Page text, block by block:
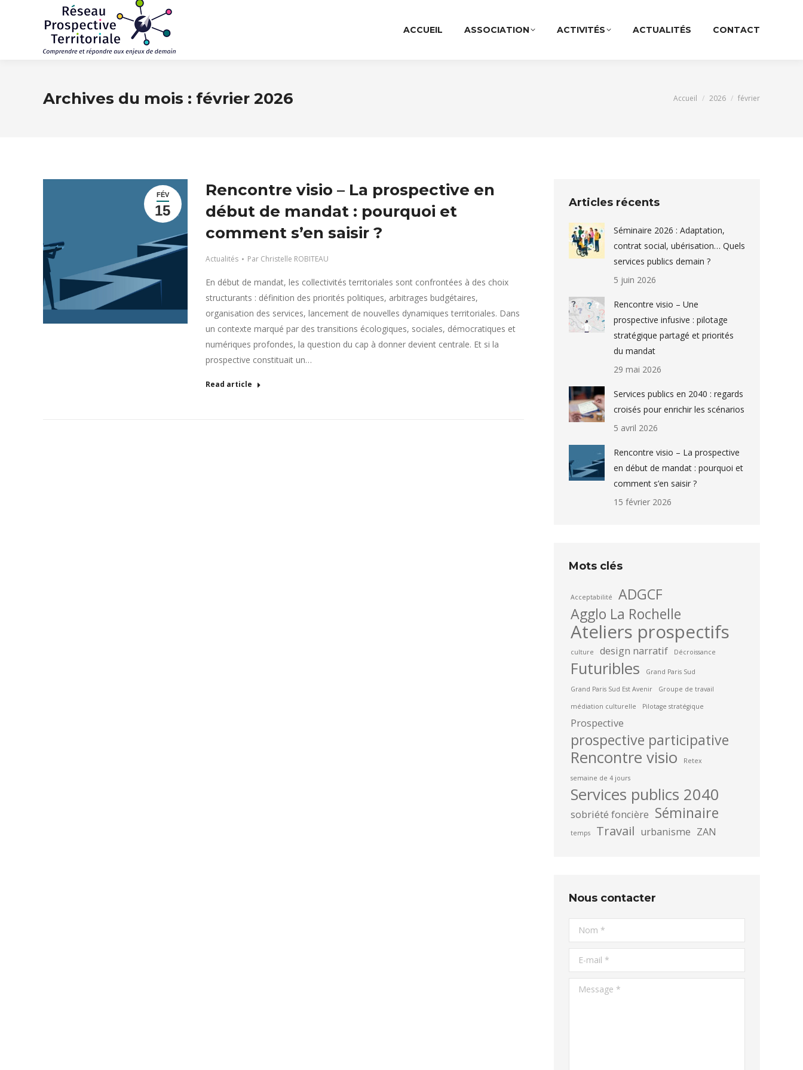
ACCUEIL ASSOCIATION ACTIVITÉS ACTUALITÉS CONTACT
Archives du mois : février 2026 Vous êtes ici :
Accueil 2026 février
FÉV
15
Rencontre visio – La prospective en
début de mandat : pourquoi et
comment s’en saisir ?
Actualités Par Christelle ROBITEAU
En début de mandat, les collectivités territoriales sont confrontées à des choix
structurants : définition des priorités politiques, arbitrages budgétaires,
organisation des services, lancement de nouvelles dynamiques territoriales. Dans
un contexte marqué par des transitions écologiques, sociales, démocratiques et
numériques profondes, la question du cap à donner devient centrale. Et si la
prospective constituait un…
Read article
Articles récents
Séminaire 2026 : Adaptation,
contrat social, ubérisation… Quels
services publics demain ?
5 juin 2026
Rencontre visio – Une
prospective infusive : pilotage
stratégique partagé et priorités
du mandat
29 mai 2026
Services publics en 2040 : regards
croisés pour enrichir les scénarios
5 avril 2026
Rencontre visio – La prospective
en début de mandat : pourquoi et
comment s’en saisir ?
15 février 2026
Mots clés
Acceptabilité
ADGCF
Agglo La Rochelle
Ateliers prospectifs
culture design narratif Décroissance
Futuribles Grand Paris Sud
Grand Paris Sud Est Avenir Groupe de travail
médiation culturelle Pilotage stratégique
Prospective
prospective participative
Rencontre visio Retex
semaine de 4 jours
Services publics 2040
sobriété foncière Séminaire
temps Travail urbanisme ZAN
Nous contacter
Nom *
E-mail *
Message *